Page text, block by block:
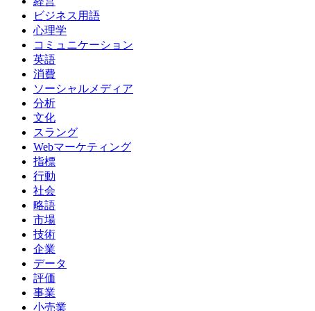
ビジネス用語
心理学
コミュニケーション
英語
消費
ソーシャルメディア
分析
文化
スラング
Webマーケティング
指標
行動
社会
略語
市場
技術
企業
データ
評価
事業
小売業